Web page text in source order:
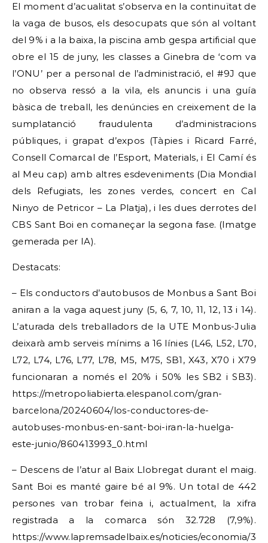
El moment d’acualitat s’observa en la continuïtat de
la vaga de busos, els desocupats que són al voltant
del 9% i a la baixa, la piscina amb gespa artificial que
obre el 15 de juny, les classes a Ginebra de ‘com va
l’ONU’ per a personal de l’administració, el #9J que
no observa ressó a la vila, els anuncis i una guía
bàsica de treball, les denúncies en creixement de la
sumplatanció fraudulenta d’administracions
públiques, i grapat d’expos (Tàpies i Ricard Farré,
Consell Comarcal de l’Esport, Materials, i El Camí és
al Meu cap) amb altres esdeveniments (Dia Mondial
dels Refugiats, les zones verdes, concert en Cal
Ninyo de Petricor – La Platja), i les dues derrotes del
CBS Sant Boi en comaneçar la segona fase. (Imatge
gemerada per IA).
Destacats:
– Els conductors d’autobusos de Monbus a Sant Boi
aniran a la vaga aquest juny (5, 6, 7, 10, 11, 12, 13 i 14).
L’aturada dels treballadors de la UTE Monbus-Julia
deixarà amb serveis mínims a 16 línies (L46, L52, L70,
L72, L74, L76, L77, L78, M5, M75, SB1, X43, X70 i X79
funcionaran a només el 20% i 50% les SB2 i SB3).
https://metropoliabierta.elespanol.com/gran-
barcelona/20240604/los-conductores-de-
autobuses-monbus-en-sant-boi-iran-la-huelga-
este-junio/860413993_0.html
– Descens de l’atur al Baix Llobregat durant el maig.
Sant Boi es manté gaire bé al 9%. Un total de 442
persones van trobar feina i, actualment, la xifra
registrada a la comarca són 32.728 (7,9%).
https://www.lapremsadelbaix.es/noticies/economia/